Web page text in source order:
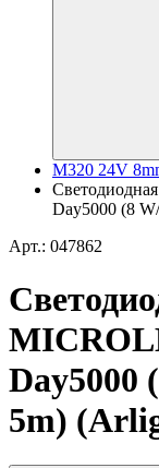
M320 24V
Day5000 (8
Арт.: 047862
Day5000
5m)